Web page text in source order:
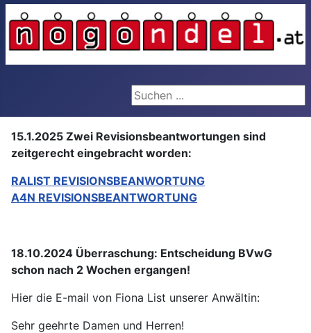
Suchen ...
15.1.2025 Zwei Revisionsbeantwortungen sind
zeitgerecht eingebracht worden:
RALIST REVISIONSBEANWORTUNG
A4N REVISIONSBEANTWORTUNG
18.10.2024 Überraschung: Entscheidung BVwG
schon nach 2 Wochen ergangen!
Hier die E-mail von Fiona List unserer Anwältin:
Sehr geehrte Damen und Herren!